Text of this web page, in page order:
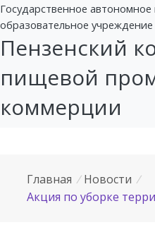
Государственное
образовательное
Пензенский
пищевой
коммерции
Главная / Новости /
Акция по уборке